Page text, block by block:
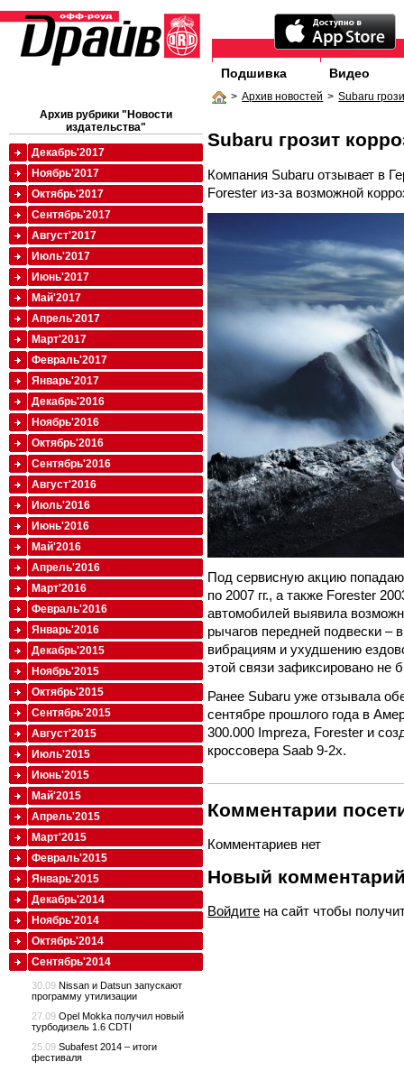
Подшивка Видео
> Архив новостей > Subaru
Subaru грозит
Компания Subaru отзывает в
Forester из-за возможной
Под сервисную акцию
по 2007 гг., а также Forester
автомобилей выявила
рычагов передней подвески –
вибрациям и ухудшению
этой связи зафиксировано не
Ранее Subaru уже отзывала
сентябре прошлого года в
300.000 Impreza, Forester и
кроссовера Saab 9-2x.
Комментарии
Комментариев нет
Новый
Войдите на сайт чтобы
Архив рубрики "Новости
издательства"
Декабрь'2017
Ноябрь'2017
Октябрь'2017
Сентябрь'2017
Август'2017
Июль'2017
Июнь'2017
Май'2017
Апрель'2017
Март'2017
Февраль'2017
Январь'2017
Декабрь'2016
Ноябрь'2016
Октябрь'2016
Сентябрь'2016
Август'2016
Июль'2016
Июнь'2016
Май'2016
Апрель'2016
Март'2016
Февраль'2016
Январь'2016
Декабрь'2015
Ноябрь'2015
Октябрь'2015
Сентябрь'2015
Август'2015
Июль'2015
Июнь'2015
Май'2015
Апрель'2015
Март'2015
Февраль'2015
Январь'2015
Декабрь'2014
Ноябрь'2014
Октябрь'2014
Сентябрь'2014
30.09 Nissan и Datsun запускают
программу утилизации
27.09 Opel Mokka получил новый
турбодизель 1.6 CDTI
25.09 Subafest 2014 – итоги
фестиваля